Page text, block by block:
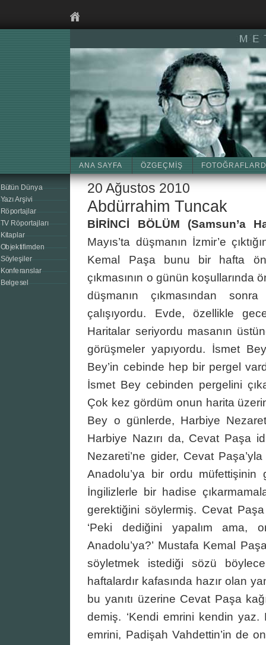
ANA SAYFA ÖZGEÇMİŞ
Bütün Dünya
Yazı Arşivi
Röportajlar
TV Röportajları
Kitaplar
Objektifimden
Söyleşiler
Konferanslar
Belgesel
20 Ağustos 2010
Abdürrahim Tuncak
BİRİNCİ BÖLÜM (Samsun’a
Mayıs’ta düşmanın İzmir’e
Kemal Paşa bunu bir hafta
çıkmasının o günün
düşmanın çıkmasından
çalışıyordu. Evde, özellikle
Haritalar seriyordu masanın
görüşmeler yapıyordu. İsmet
Bey’in cebinde hep bir pergel
İsmet Bey cebinden pergelini
Çok kez gördüm onun harita
Bey o günlerde, Harbiye
Harbiye Nazırı da, Cevat Paşa
Nezareti’ne gider, Cevat
Anadolu’ya bir ordu
İngilizlerle bir hadise
gerektiğini söylermiş. Cevat
‘Peki dediğini yapalım ama,
Anadolu’ya?’ Mustafa Kemal
söyletmek istediği sözü
haftalardır kafasında hazır olan
bu yanıtı üzerine Cevat Paşa
demiş. ‘Kendi emrini kendin yaz.
emrini, Padişah Vahdettin’in de